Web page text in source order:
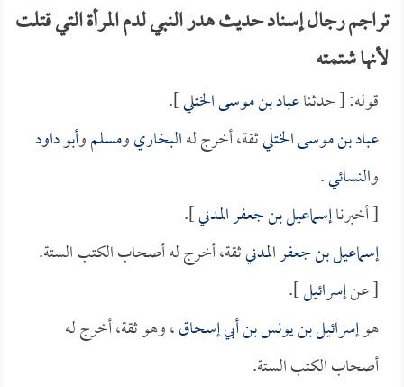
تراجم رجال إسناد حديث هدر النبي لدم المرأة التي قتلت
لأنها شتمته
قوله: [ حدثناعباد بن موسى الختلي].
عباد بن موسى الختليثقة، أخرج لهالبخاريومسلموأبو داود
والنسائي.
[ أخبرناإسماعيل بن جعفر المدني].
إسماعيل بن جعفر المدنيثقة، أخرج له أصحاب الكتب الستة.
[ عنإسرائيل].
هوإسرائيل بن يونس بن أبي إسحاق، وهو ثقة، أخرج له
أصحاب الكتب الستة.